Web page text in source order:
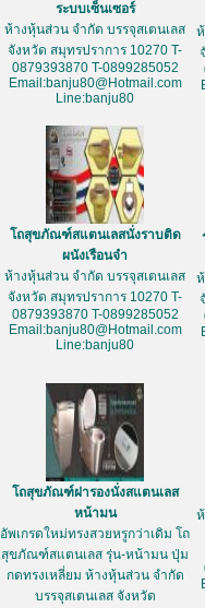
ระบบเซ็นเซอร์
ห้างหุ้นส่วน จำกัด บรรจุสเตนเลส
จังหวัด สมุทรปราการ 10270 T-
0879393870 T-0899285052
Email:banju80@Hotmail.com
Line:banju80
โถสุขภัณฑ์สแตนเลสนั่งราบติด
ผนังเรือนจำ
ห้างหุ้นส่วน จำกัด บรรจุสเตนเลส
จังหวัด สมุทรปราการ 10270 T-
0879393870 T-0899285052
Email:banju80@Hotmail.com
Line:banju80
โถสุขภัณฑ์ฝารองนั่งสแตนเลส
หน้ามน
อัพเกรดใหม่ทรงสวยหรูกว่าเดิม โถ
สุขภัณฑ์สแตนเลส รุ่น-หน้ามน ปุ่ม
กดทรงเหลี่ยม ห้างหุ้นส่วน จำกัด
บรรจุสเตนเลส จังหวัด